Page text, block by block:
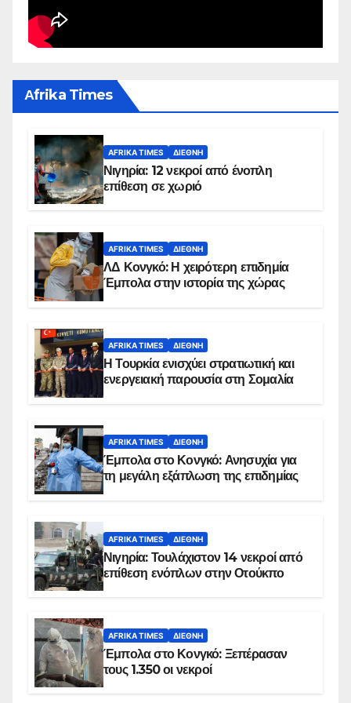
Αfrika Times
AFRIKA TIMES ΔΙΕΘΝΉ
Νιγηρία: 12 νεκροί από ένοπλη
επίθεση σε χωριό
AFRIKA TIMES ΔΙΕΘΝΉ
ΛΔ Κονγκό: Η χειρότερη επιδημία
Έμπολα στην ιστορία της χώρας
AFRIKA TIMES ΔΙΕΘΝΉ
Η Τουρκία ενισχύει στρατιωτική και
ενεργειακή παρουσία στη Σομαλία
AFRIKA TIMES ΔΙΕΘΝΉ
Έμπολα στο Κονγκό: Ανησυχία για
τη μεγάλη εξάπλωση της επιδημίας
AFRIKA TIMES ΔΙΕΘΝΉ
Νιγηρία: Τουλάχιστον 14 νεκροί από
επίθεση ενόπλων στην Οτούκπο
AFRIKA TIMES ΔΙΕΘΝΉ
Έμπολα στο Κονγκό: Ξεπέρασαν
τους 1.350 οι νεκροί